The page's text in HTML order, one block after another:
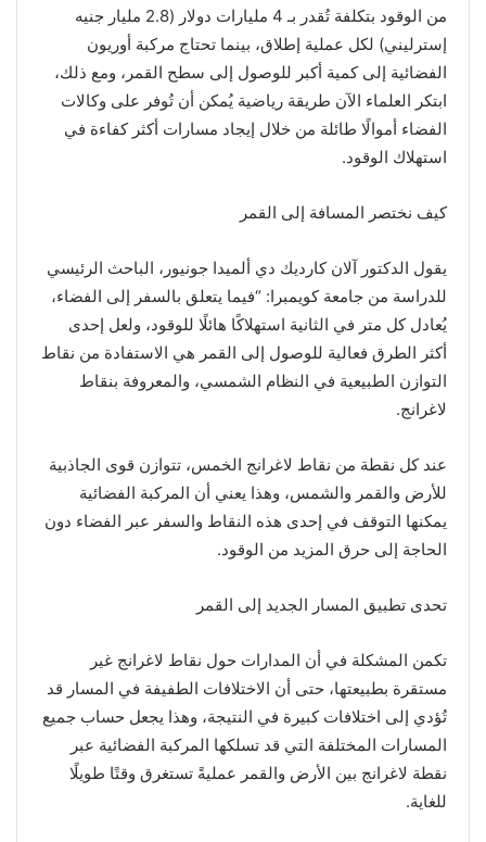
من الوقود بتكلفة تُقدر بـ 4 مليارات دولار (2.8 مليار جنيه
إسترليني) لكل عملية إطلاق، بينما تحتاج مركبة أوريون
الفضائية إلى كمية أكبر للوصول إلى سطح القمر، ومع ذلك،
ابتكر العلماء الآن طريقة رياضية يُمكن أن تُوفر على وكالات
الفضاء أموالًا طائلة من خلال إيجاد مسارات أكثر كفاءة في
استهلاك الوقود.
كيف نختصر المسافة إلى القمر
يقول الدكتور آلان كارديك دي ألميدا جونيور، الباحث الرئيسي
للدراسة من جامعة كويمبرا: “فيما يتعلق بالسفر إلى الفضاء،
يُعادل كل متر في الثانية استهلاكًا هائلًا للوقود، ولعل إحدى
أكثر الطرق فعالية للوصول إلى القمر هي الاستفادة من نقاط
التوازن الطبيعية في النظام الشمسي، والمعروفة بنقاط
لاغرانج.
عند كل نقطة من نقاط لاغرانج الخمس، تتوازن قوى الجاذبية
للأرض والقمر والشمس، وهذا يعني أن المركبة الفضائية
يمكنها التوقف في إحدى هذه النقاط والسفر عبر الفضاء دون
الحاجة إلى حرق المزيد من الوقود.
تحدى تطبيق المسار الجديد إلى القمر
تكمن المشكلة في أن المدارات حول نقاط لاغرانج غير
مستقرة بطبيعتها، حتى أن الاختلافات الطفيفة في المسار قد
تُؤدي إلى اختلافات كبيرة في النتيجة، وهذا يجعل حساب جميع
المسارات المختلفة التي قد تسلكها المركبة الفضائية عبر
نقطة لاغرانج بين الأرض والقمر عمليةً تستغرق وقتًا طويلًا
للغاية.